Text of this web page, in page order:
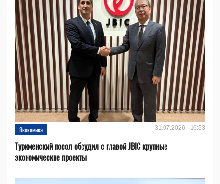
Экономика 31.07.2026 - 16:53
Туркменский посол обсудил с главой JBIC крупные
экономические проекты